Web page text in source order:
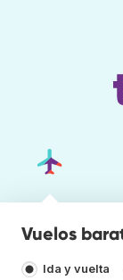
Vuelos
Ida y vuelta